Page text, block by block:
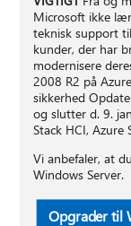
Microsoft ikke
teknisk support
kunder, der har
modernisere
2008 R2 på
sikkerhed
og slutter d. 9.
Stack HCI,
Vi anbefaler, at
Windows Server.
Opgrader til